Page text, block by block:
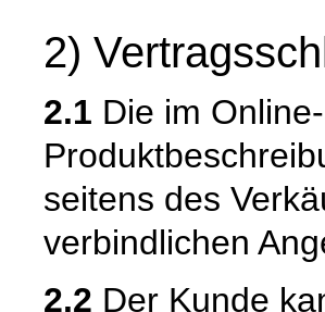
2)
2.1 Die im
seitens des
verbindlichen
2.2 Der Kunde